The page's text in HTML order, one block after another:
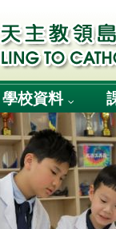
學校資料